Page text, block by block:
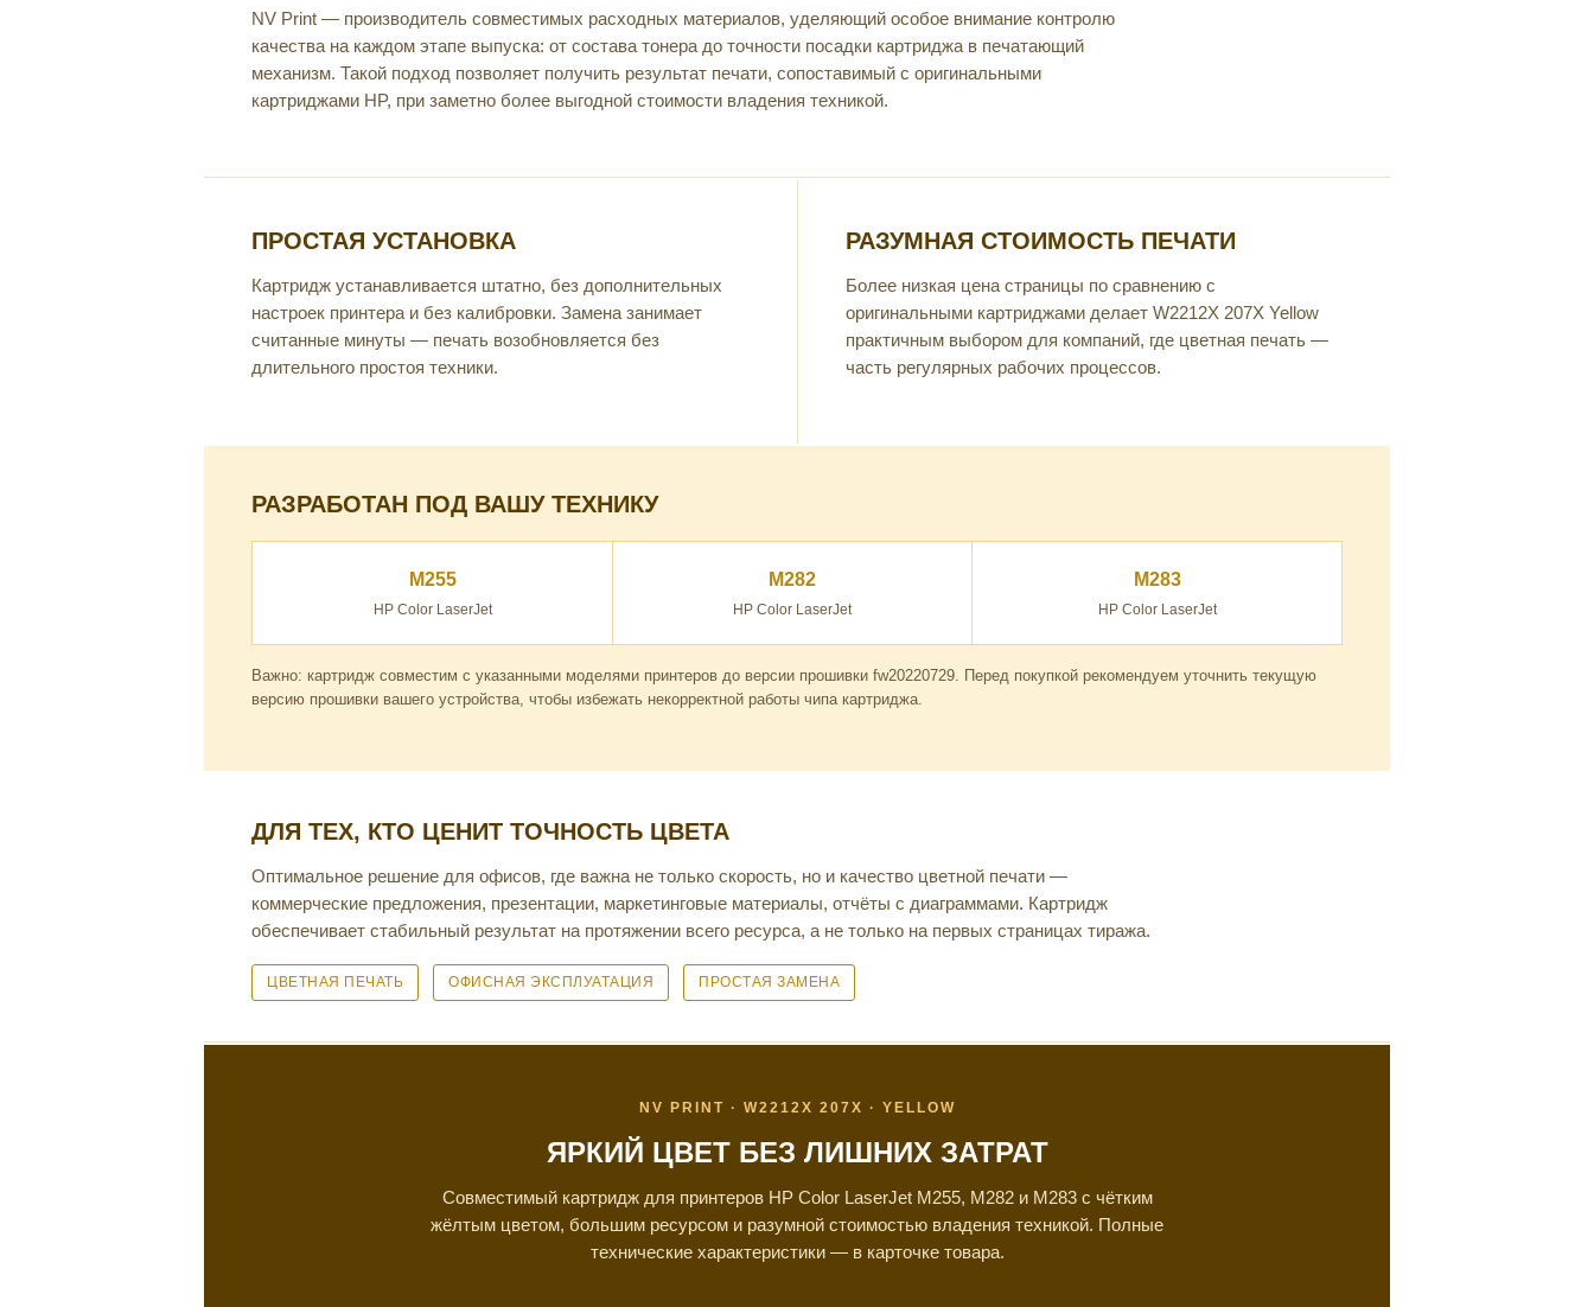
NV Print — производитель совместимых расходных материалов, уделяющий особое внимание контролю
качества на каждом этапе выпуска: от состава тонера до точности посадки картриджа в печатающий
механизм. Такой подход позволяет получить результат печати, сопоставимый с оригинальными
картриджами HP, при заметно более выгодной стоимости владения техникой.
ПРОСТАЯ УСТАНОВКА
Картридж устанавливается штатно, без дополнительных
настроек принтера и без калибровки. Замена занимает
считанные минуты — печать возобновляется без
длительного простоя техники.
РАЗУМНАЯ СТОИМОСТЬ ПЕЧАТИ
Более низкая цена страницы по сравнению с
оригинальными картриджами делает W2212X 207X Yellow
практичным выбором для компаний, где цветная печать —
часть регулярных рабочих процессов.
РАЗРАБОТАН ПОД ВАШУ ТЕХНИКУ
M255
HP Color LaserJet
M282
HP Color LaserJet
M283
HP Color LaserJet
Важно: картридж совместим с указанными моделями принтеров до версии прошивки fw20220729. Перед покупкой рекомендуем уточнить текущую
версию прошивки вашего устройства, чтобы избежать некорректной работы чипа картриджа.
ДЛЯ ТЕХ, КТО ЦЕНИТ ТОЧНОСТЬ ЦВЕТА
Оптимальное решение для офисов, где важна не только скорость, но и качество цветной печати —
коммерческие предложения, презентации, маркетинговые материалы, отчёты с диаграммами. Картридж
обеспечивает стабильный результат на протяжении всего ресурса, а не только на первых страницах тиража.
ЦВЕТНАЯ ПЕЧАТЬ ОФИСНАЯ ЭКСПЛУАТАЦИЯ ПРОСТАЯ ЗАМЕНА
NV PRINT · W2212X 207X · YELLOW
ЯРКИЙ ЦВЕТ БЕЗ ЛИШНИХ ЗАТРАТ
Совместимый картридж для принтеров HP Color LaserJet M255, M282 и M283 с чётким
жёлтым цветом, большим ресурсом и разумной стоимостью владения техникой. Полные
технические характеристики — в карточке товара.